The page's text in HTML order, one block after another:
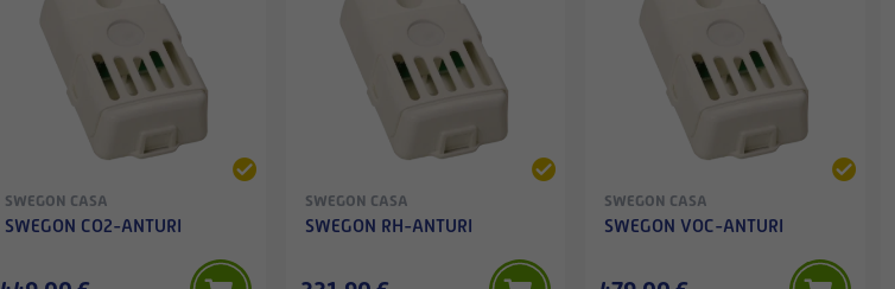
SWEGON CASA
SWEGON CO2-ANTURI
SWEGON CASA
SWEGON RH-ANTURI
SWEGON CASA
SWEGON VOC-ANTURI